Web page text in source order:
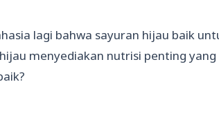
lagi bahwa sayuran hijau baik
menyediakan nutrisi penting